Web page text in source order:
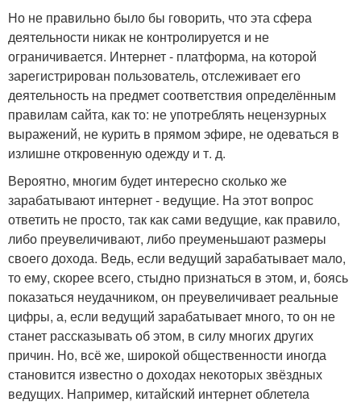
Но не правильно было бы говорить, что эта сфера
деятельности никак не контролируется и не
ограничивается. Интернет - платформа, на которой
зарегистрирован пользователь, отслеживает его
деятельность на предмет соответствия определённым
правилам сайта, как то: не употреблять нецензурных
выражений, не курить в прямом эфире, не одеваться в
излишне откровенную одежду и т. д.
Вероятно, многим будет интересно сколько же
зарабатывают интернет - ведущие. На этот вопрос
ответить не просто, так как сами ведущие, как правило,
либо преувеличивают, либо преуменьшают размеры
своего дохода. Ведь, если ведущий зарабатывает мало,
то ему, скорее всего, стыдно признаться в этом, и, боясь
показаться неудачником, он преувеличивает реальные
цифры, а, если ведущий зарабатывает много, то он не
станет рассказывать об этом, в силу многих других
причин. Но, всё же, широкой общественности иногда
становится известно о доходах некоторых звёздных
ведущих. Например, китайский интернет облетела